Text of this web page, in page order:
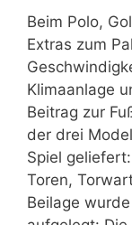
Beim Polo,
Extras zum
Klimaanlage
Beitrag zur
der drei
Spiel
Toren,
Beilage